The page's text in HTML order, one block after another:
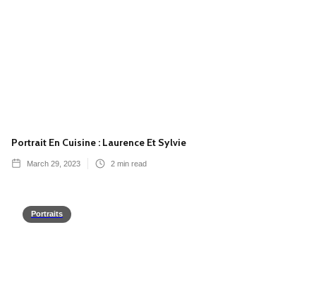
Portrait En Cuisine : Laurence Et Sylvie
March 29, 2023 2 min read
Portraits